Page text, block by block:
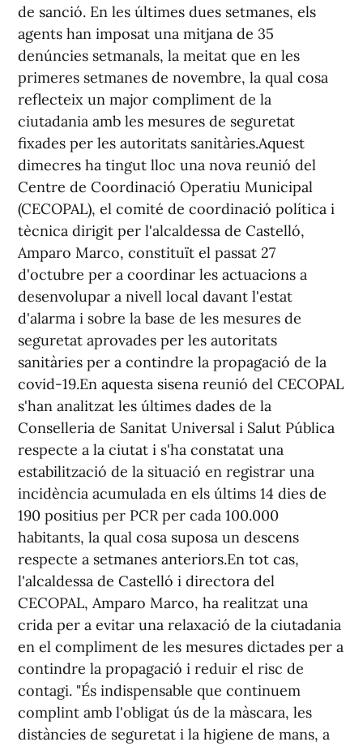
de sanció. En les últimes dues setmanes, els
agents han imposat una mitjana de 35
denúncies setmanals, la meitat que en les
primeres setmanes de novembre, la qual cosa
reflecteix un major compliment de la
ciutadania amb les mesures de seguretat
fixades per les autoritats sanitàries.Aquest
dimecres ha tingut lloc una nova reunió del
Centre de Coordinació Operatiu Municipal
(CECOPAL), el comité de coordinació política i
tècnica dirigit per l'alcaldessa de Castelló,
Amparo Marco, constituït el passat 27
d'octubre per a coordinar les actuacions a
desenvolupar a nivell local davant l'estat
d'alarma i sobre la base de les mesures de
seguretat aprovades per les autoritats
sanitàries per a contindre la propagació de la
covid-19.En aquesta sisena reunió del CECOPAL
s'han analitzat les últimes dades de la
Conselleria de Sanitat Universal i Salut Pública
respecte a la ciutat i s'ha constatat una
estabilització de la situació en registrar una
incidència acumulada en els últims 14 dies de
190 positius per PCR per cada 100.000
habitants, la qual cosa suposa un descens
respecte a setmanes anteriors.En tot cas,
l'alcaldessa de Castelló i directora del
CECOPAL, Amparo Marco, ha realitzat una
crida per a evitar una relaxació de la ciutadania
en el compliment de les mesures dictades per a
contindre la propagació i reduir el risc de
contagi. "És indispensable que continuem
complint amb l'obligat ús de la màscara, les
distàncies de seguretat i la higiene de mans, a